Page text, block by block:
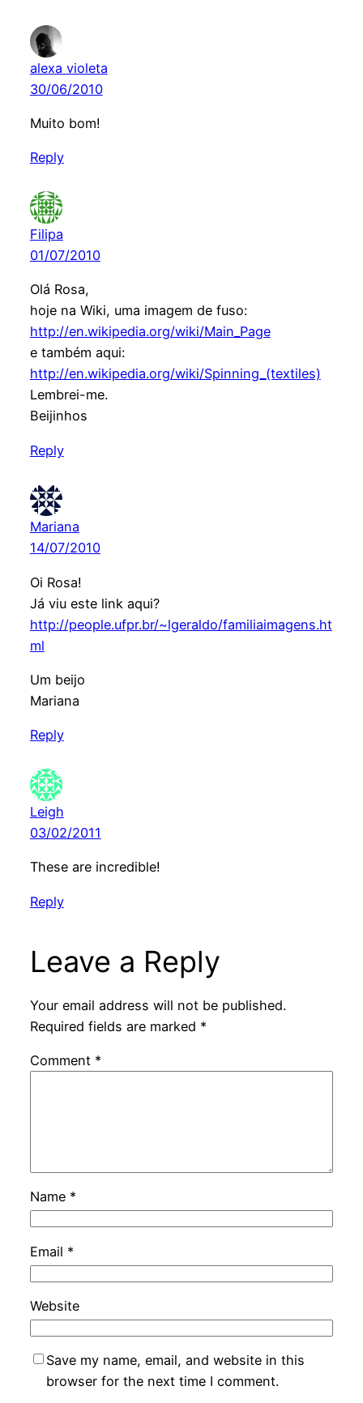
alexa violeta
30/06/2010
Muito bom!
Reply
Filipa
01/07/2010
Olá Rosa,
hoje na Wiki, uma imagem de fuso:
http://en.wikipedia.org/wiki/Main_Page
e também aqui:
http://en.wikipedia.org/wiki/Spinning_(textiles)
Lembrei-me.
Beijinhos
Reply
Mariana
14/07/2010
Oi Rosa!
Já viu este link aqui?
http://people.ufpr.br/~lgeraldo/familiaimagens.ht
ml
Um beijo
Mariana
Reply
Leigh
03/02/2011
These are incredible!
Reply
Leave a Reply
Your email address will not be published.
Required fields are marked *
Comment *
Name *
Email *
Website
Save my name, email, and website in this
browser for the next time I comment.